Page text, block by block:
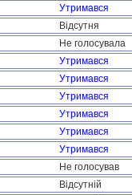
Утримався
Відсутня
Не голосувала
Утримався
Утримався
Утримався
Утримався
Утримався
Утримався
Не голосував
Відсутній